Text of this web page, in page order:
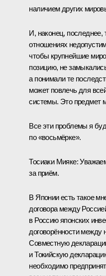
наличием других
И, наконец, последнее,
отношениях
чтобы крупнейшие
позицию, не
а понимали те
может повлечь для
системы. Это предмет
Все эти проблемы я
по «восьмёрке».
Тосиаки Мияке:
за приём.
В Японии есть такое
договора между
в Россию японских
договорённости между
Совместную
и Токийскую
необходимо